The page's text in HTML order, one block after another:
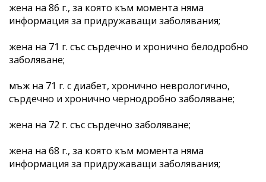
жена на 86 г., за която към момента няма
информация за придружаващи заболявания;
жена на 71 г. със сърдечно и хронично белодробно
заболяване;
мъж на 71 г. с диабет, хронично неврологично,
сърдечно и хронично чернодробно заболяване;
жена на 72 г. със сърдечно заболяване;
жена на 68 г., за която към момента няма
информация за придружаващи заболявания;